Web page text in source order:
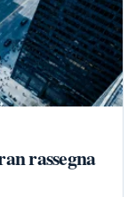
rassegna